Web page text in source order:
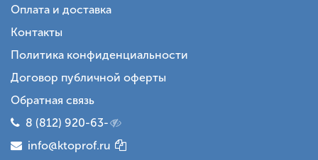
Оплата и доставка
Контакты
Политика конфиденциальности
Договор публичной оферты
Обратная связь
8 (812) 920-63-
info@ktoprof.ru